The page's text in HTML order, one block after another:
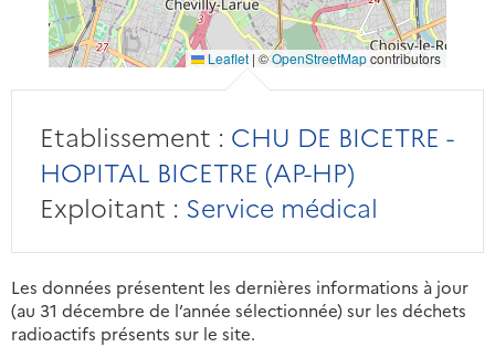
Leaflet | ©OpenStreetMapcontributors
Etablissement : CHU DE BICETRE -
HOPITAL BICETRE (AP-HP)
Exploitant : Service médical
Les données présentent les dernières informations à jour
(au 31 décembre de l’année sélectionnée) sur les déchets
radioactifs présents sur le site.